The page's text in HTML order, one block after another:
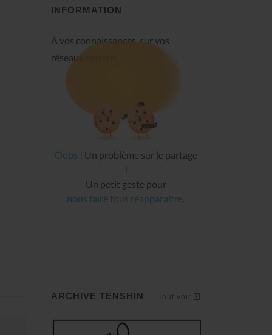
INFORMATION
À vos connaissances, sur vos
réseaux sociaux.
Oops ! Un problème sur le partage
!
Un petit geste pour
nous faire tous réapparaître.
ARCHIVE TENSHIN Tout voir